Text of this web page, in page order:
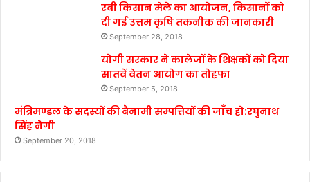
रबी किसान मेले का आयोजन, किसानों को
दी गई उत्तम कृषि तकनीक की जानकारी
September 28, 2018
योगी सरकार ने कालेजों के शिक्षकों को दिया
सातवें वेतन आयोग का तोहफा
September 5, 2018
मंत्रिमण्डल के सदस्यों की बैनामी सम्पत्तियों की जाँच हो:रघुनाथ
सिंह नेगी
September 20, 2018